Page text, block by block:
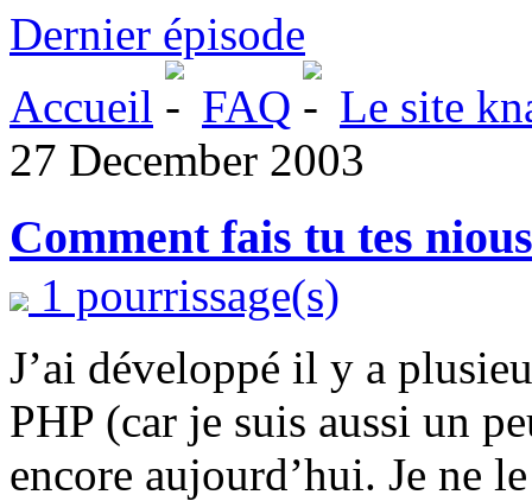
Dernier épisode
Accueil
FAQ
Le site
27 December 2003
Comment fais tu tes
1 pourrissage(s)
J’ai développé il y a
PHP (car je suis aussi un
encore aujourd’hui. Je ne